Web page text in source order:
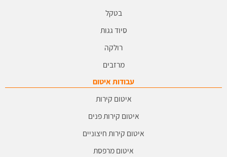
בטקל
סיוד גגות
רולקה
מרזבים
עבודות איטום
איטום קירות
איטום קירות פנים
איטום קירות חיצוניים
איטום מרפסת